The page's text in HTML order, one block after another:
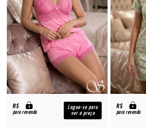
R$
para revenda
Logue-se para
ver o preço
R$
para revenda